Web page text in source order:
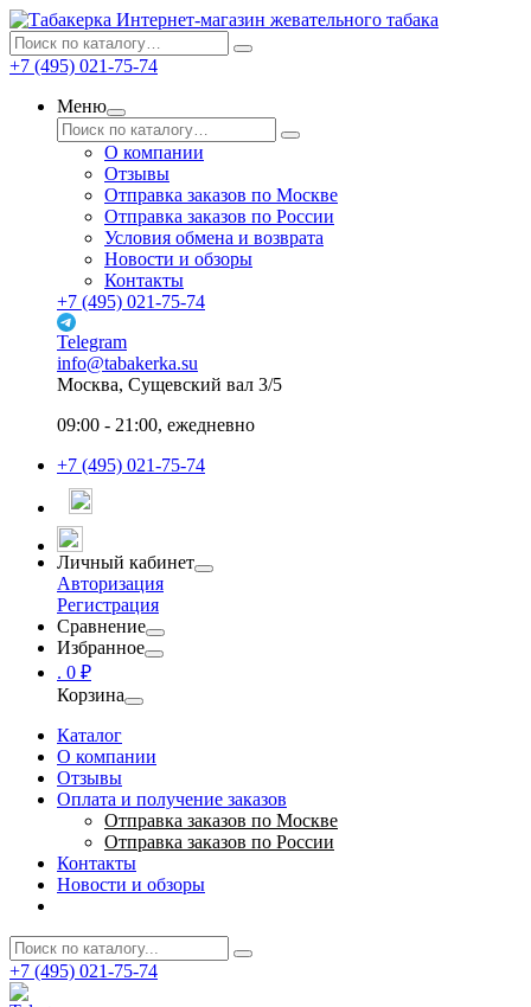
Интернет-магазин жевательного табака
+7 (495) 021-75-74
Меню
О компании
Отзывы
Отправка заказов по Москве
Отправка заказов по России
Условия обмена и возврата
Новости и обзоры
Контакты
+7 (495) 021-75-74
Telegram
info@tabakerka.su
Москва, Сущевский вал 3/5
09:00 - 21:00, ежедневно
+7 (495) 021-75-74
Личный кабинет
Авторизация
Регистрация
Сравнение
Избранное
. 0 ₽
Корзина
Каталог
О компании
Отзывы
Оплата и получение заказов
Отправка заказов по Москве
Отправка заказов по России
Контакты
Новости и обзоры
+7 (495) 021-75-74